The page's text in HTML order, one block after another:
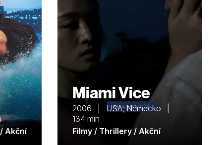
Akční
Miami Vice
2006 | USA, Německo |
134 min
Filmy / Thrillery / Akční